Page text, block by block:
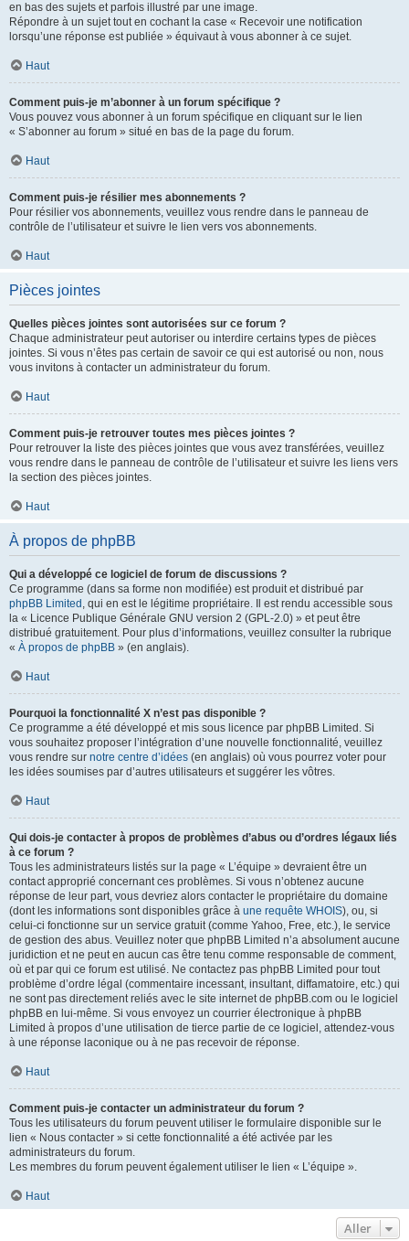
en bas des sujets et parfois illustré par une image.
Répondre à un sujet tout en cochant la case « Recevoir une notification
lorsqu’une réponse est publiée » équivaut à vous abonner à ce sujet.
Haut
Comment puis-je m’abonner à un forum spécifique ?
Vous pouvez vous abonner à un forum spécifique en cliquant sur le lien
« S’abonner au forum » situé en bas de la page du forum.
Haut
Comment puis-je résilier mes abonnements ?
Pour résilier vos abonnements, veuillez vous rendre dans le panneau de
contrôle de l’utilisateur et suivre le lien vers vos abonnements.
Haut
Pièces jointes
Quelles pièces jointes sont autorisées sur ce forum ?
Chaque administrateur peut autoriser ou interdire certains types de pièces
jointes. Si vous n’êtes pas certain de savoir ce qui est autorisé ou non, nous
vous invitons à contacter un administrateur du forum.
Haut
Comment puis-je retrouver toutes mes pièces jointes ?
Pour retrouver la liste des pièces jointes que vous avez transférées, veuillez
vous rendre dans le panneau de contrôle de l’utilisateur et suivre les liens vers
la section des pièces jointes.
Haut
À propos de phpBB
Qui a développé ce logiciel de forum de discussions ?
Ce programme (dans sa forme non modifiée) est produit et distribué par
phpBB Limited , qui en est le légitime propriétaire. Il est rendu accessible sous
la « Licence Publique Générale GNU version 2 (GPL-2.0) » et peut être
distribué gratuitement. Pour plus d’informations, veuillez consulter la rubrique
« À propos de phpBB » (en anglais).
Haut
Pourquoi la fonctionnalité X n’est pas disponible ?
Ce programme a été développé et mis sous licence par phpBB Limited. Si
vous souhaitez proposer l’intégration d’une nouvelle fonctionnalité, veuillez
vous rendre sur notre centre d’idées (en anglais) où vous pourrez voter pour
les idées soumises par d’autres utilisateurs et suggérer les vôtres.
Haut
Qui dois-je contacter à propos de problèmes d’abus ou d’ordres légaux liés
à ce forum ?
Tous les administrateurs listés sur la page « L’équipe » devraient être un
contact approprié concernant ces problèmes. Si vous n’obtenez aucune
réponse de leur part, vous devriez alors contacter le propriétaire du domaine
(dont les informations sont disponibles grâce à une requête WHOIS), ou, si
celui-ci fonctionne sur un service gratuit (comme Yahoo, Free, etc.), le service
de gestion des abus. Veuillez noter que phpBB Limited n’a absolument aucune
juridiction et ne peut en aucun cas être tenu comme responsable de comment,
où et par qui ce forum est utilisé. Ne contactez pas phpBB Limited pour tout
problème d’ordre légal (commentaire incessant, insultant, diffamatoire, etc.) qui
ne sont pas directement reliés avec le site internet de phpBB.com ou le logiciel
phpBB en lui-même. Si vous envoyez un courrier électronique à phpBB
Limited à propos d’une utilisation de tierce partie de ce logiciel, attendez-vous
à une réponse laconique ou à ne pas recevoir de réponse.
Haut
Comment puis-je contacter un administrateur du forum ?
Tous les utilisateurs du forum peuvent utiliser le formulaire disponible sur le
lien « Nous contacter » si cette fonctionnalité a été activée par les
administrateurs du forum.
Les membres du forum peuvent également utiliser le lien « L’équipe ».
Haut
Aller